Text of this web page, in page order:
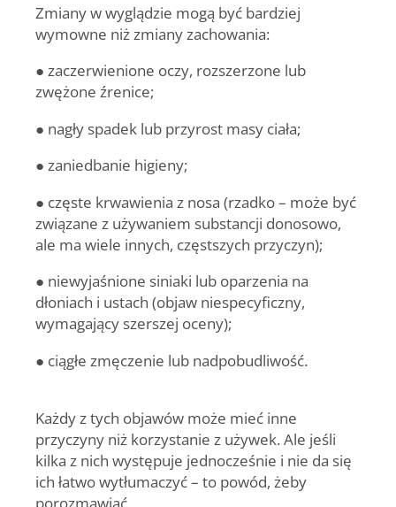
Zmiany w wyglądzie mogą być bardziej
wymowne niż zmiany zachowania:
● zaczerwienione oczy, rozszerzone lub
zwężone źrenice;
● nagły spadek lub przyrost masy ciała;
● zaniedbanie higieny;
● częste krwawienia z nosa (rzadko – może być
związane z używaniem substancji donosowo,
ale ma wiele innych, częstszych przyczyn);
● niewyjaśnione siniaki lub oparzenia na
dłoniach i ustach (objaw niespecyficzny,
wymagający szerszej oceny);
● ciągłe zmęczenie lub nadpobudliwość.
Każdy z tych objawów może mieć inne
przyczyny niż korzystanie z używek. Ale jeśli
kilka z nich występuje jednocześnie i nie da się
ich łatwo wytłumaczyć – to powód, żeby
porozmawiać.